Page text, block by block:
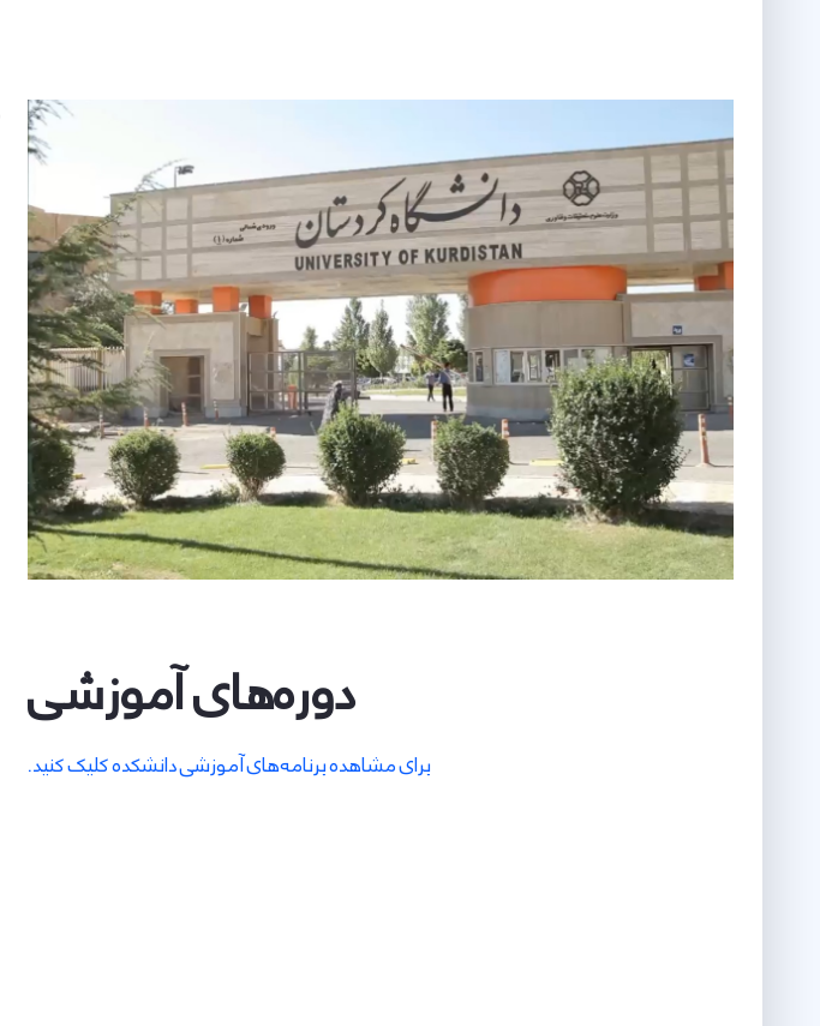
دوره‌های آموزشی
برای مشاهده برنامه‌های آموزشی دانشکده کلیک کنید.